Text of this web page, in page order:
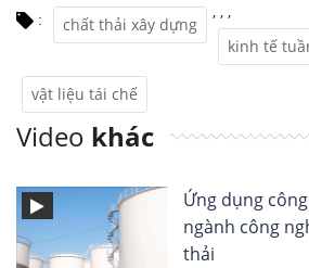
: chất thải xây dựng
,
kinh tế
,
vật liệu tái chế
,
Video khác
Ứng dụng
ngành công
thải